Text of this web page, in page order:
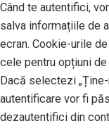
Când te autentifici,
salva informațiile de
ecran. Cookie-urile
cele pentru opțiuni
Dacă selectezi
autentificare vor fi
dezautentifici din